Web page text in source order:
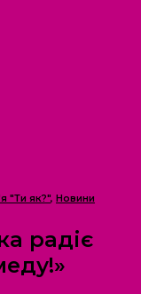
"Ти як?", Новини
радіє